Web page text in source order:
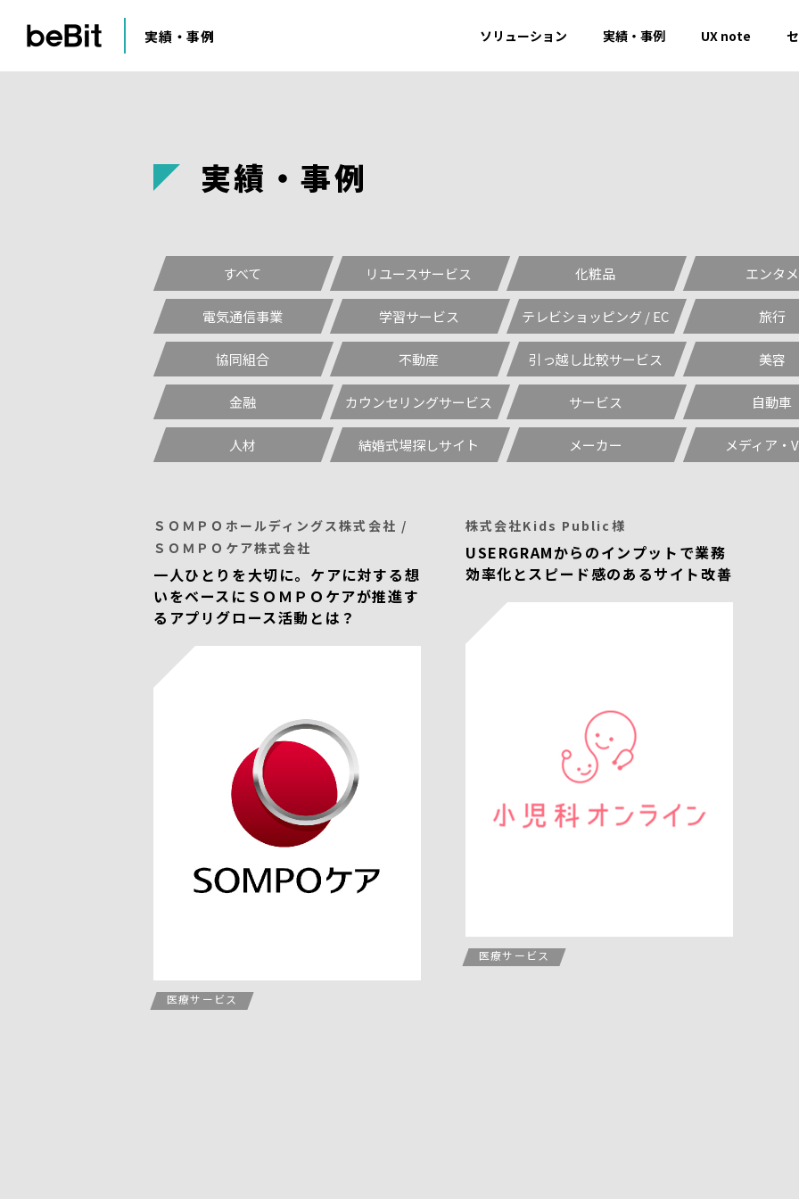
実績・事例 ソリューション 実績・事例 UX note
実績 ・事例
すべて リユースサービス 化粧品 エンタメ
電気通信事業 学習サービス テレビショッピング / EC 旅行
協同組合 不動産 引っ越し比較サービス 美容
金融 カウンセリングサービス サービス 自動車
人材 結婚式場探しサイト メーカー メディア・
ＳＯＭＰＯホールディングス株式会社 /
ＳＯＭＰＯケア株式会社
一人ひとりを大切に。ケアに対する想
いをベースにＳＯＭＰＯケアが推進す
るアプリグロース活動とは？
医療サービス
株式会社Kids Public様
USERGRAMからのインプットで業務
効率化とスピード感のあるサイト改善
医療サービス